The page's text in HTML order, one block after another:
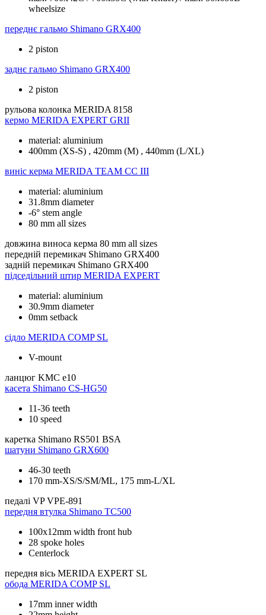
wheelsize
переднє гальмо Shimano GRX400
2 piston
заднє гальмо Shimano GRX400
2 piston
рульова колонка MERIDA 8158
кермо MERIDA EXPERT GRII
material: aluminium
400mm (XS-S) , 420mm (M) , 440mm (L/XL)
виніс керма MERIDA TEAM CC III
material: aluminium
31.8mm diameter
-6° stem angle
80 mm all sizes
довжина виноса керма 80 mm all sizes
передній перемикач Shimano GRX400
задній перемикач Shimano GRX400
підседільний штир MERIDA EXPERT
material: aluminium
30.9mm diameter
0mm setback
сідло MERIDA COMP SL
V-mount
ланцюг KMC e10
касета Shimano CS-HG50
11-36 teeth
10 speed
каретка Shimano RS501 BSA
шатуни Shimano GRX600
46-30 teeth
170 mm-XS/S/SM/ML, 175 mm-L/XL
педалі VP VPE-891
передня втулка Shimano TC500
100x12mm width front hub
28 spoke holes
Centerlock
передня вісь MERIDA EXPERT SL
обода MERIDA COMP SL
17mm inner width